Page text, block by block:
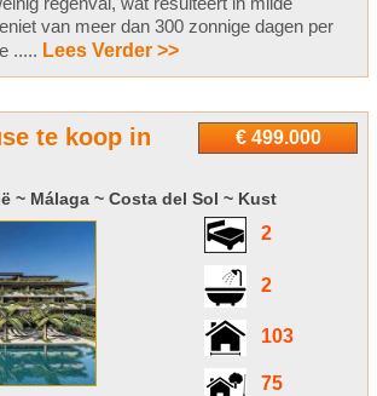
van meer dan 300 zonnige dagen per
..... Lees Verder >>
€ 499.000
te koop in
~ Málaga ~ Costa del Sol ~ Kust
2
2
103
75